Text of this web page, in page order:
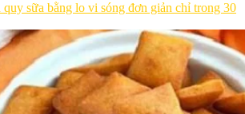
quy sữa bằng lo vi sóng đơn giản chỉ trong 30